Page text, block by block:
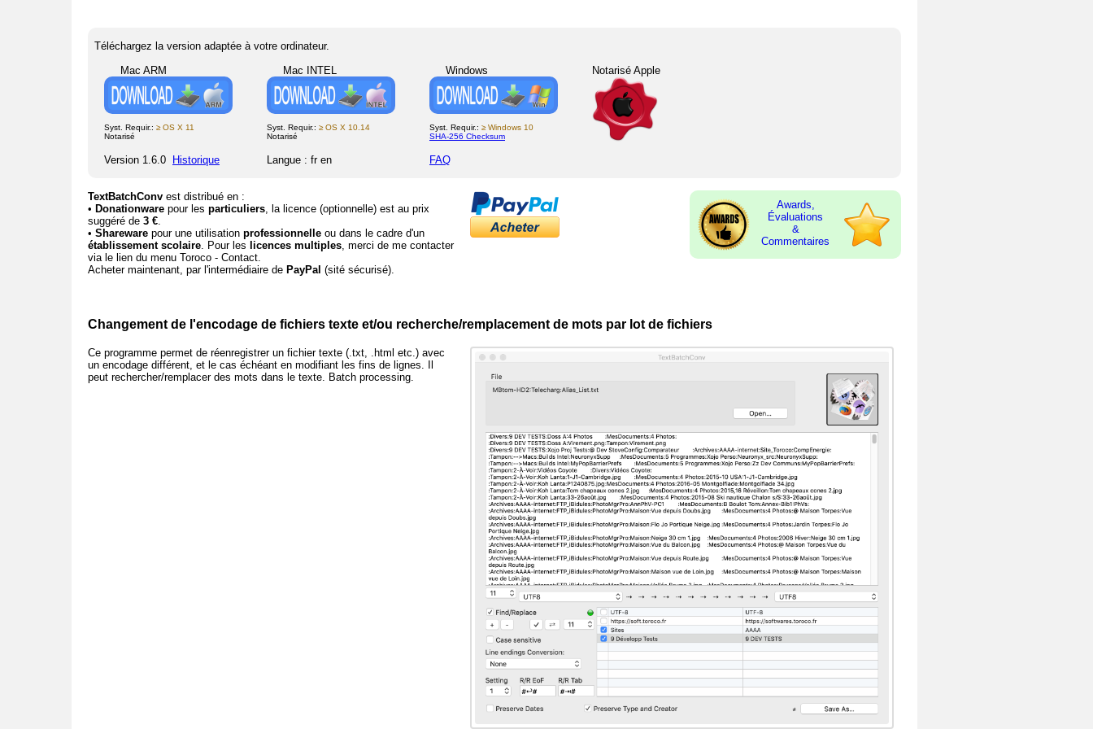
Téléchargez la version adaptée à votre ordinateur.
Mac ARM
Syst. Requir.: ≥ OS X 11
Notarisé
Mac INTEL
Syst. Requir.: ≥ OS X 10.14
Notarisé
Windows
Syst. Requir.: ≥ Windows 10
SHA-256 Checksum
Notarisé Apple
Version 1.6.0 Historique Langue : fr en FAQ
TextBatchConv est distribué en :
• Donationware pour les particuliers, la licence (optionnelle) est au prix
suggéré de 3 €.
• Shareware pour une utilisation professionnelle ou dans le cadre d'un
établissement scolaire. Pour les licences multiples, merci de me contacter
via le lien du menu Toroco - Contact.
Acheter maintenant, par l'intermédiaire de PayPal (sité sécurisé).
Awards,
Évaluations
&
Commentaires
Changement de l'encodage de fichiers texte et/ou recherche/remplacement de mots par lot de fichiers
Ce programme permet de réenregistrer un fichier texte (.txt, .html etc.) avec
un encodage différent, et le cas échéant en modifiant les fins de lignes. Il
peut rechercher/remplacer des mots dans le texte. Batch processing.